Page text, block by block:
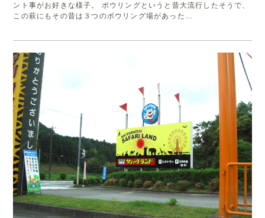
ント事がお好きな様子。 ボウリングというと昔大流行したそうで、
この萩にもその昔は３つのボウリング場があった…